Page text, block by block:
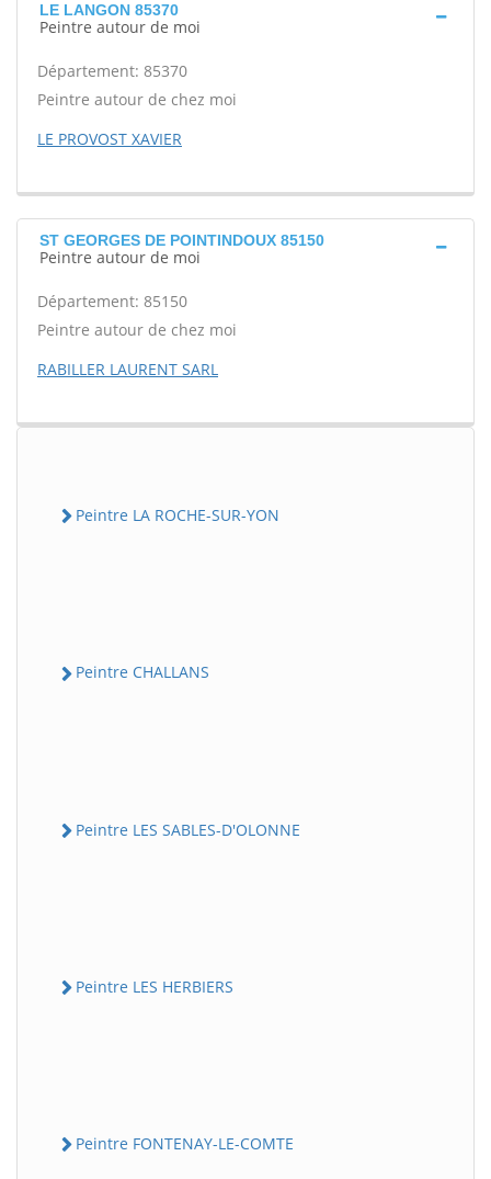
LE LANGON 85370
Peintre autour de moi
Département: 85370
Peintre autour de chez moi
LE PROVOST XAVIER
ST GEORGES DE POINTINDOUX 85150
Peintre autour de moi
Département: 85150
Peintre autour de chez moi
RABILLER LAURENT SARL
Peintre LA ROCHE-SUR-YON
Peintre CHALLANS
Peintre LES SABLES-D'OLONNE
Peintre LES HERBIERS
Peintre FONTENAY-LE-COMTE